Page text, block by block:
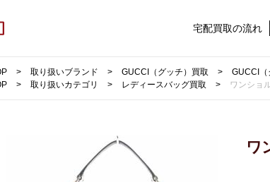
宅配買取の流れ
取り扱いブランド GUCCI（グッチ）買取 GUCCI（
取り扱いカテゴリ レディースバッグ買取 ワンショ
ワ